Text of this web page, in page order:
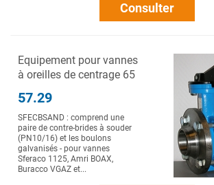
Consulter
Equipement pour vannes
à oreilles de centrage 65
57.29
SFECBSAND : comprend une
paire de contre-brides à souder
(PN10/16) et les boulons
galvanisés - pour vannes
Sferaco 1125, Amri BOAX,
Buracco VGAZ et...